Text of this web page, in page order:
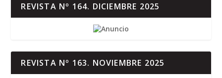
REVISTA Nº 164. DICIEMBRE 2025
REVISTA Nº 163. NOVIEMBRE 2025